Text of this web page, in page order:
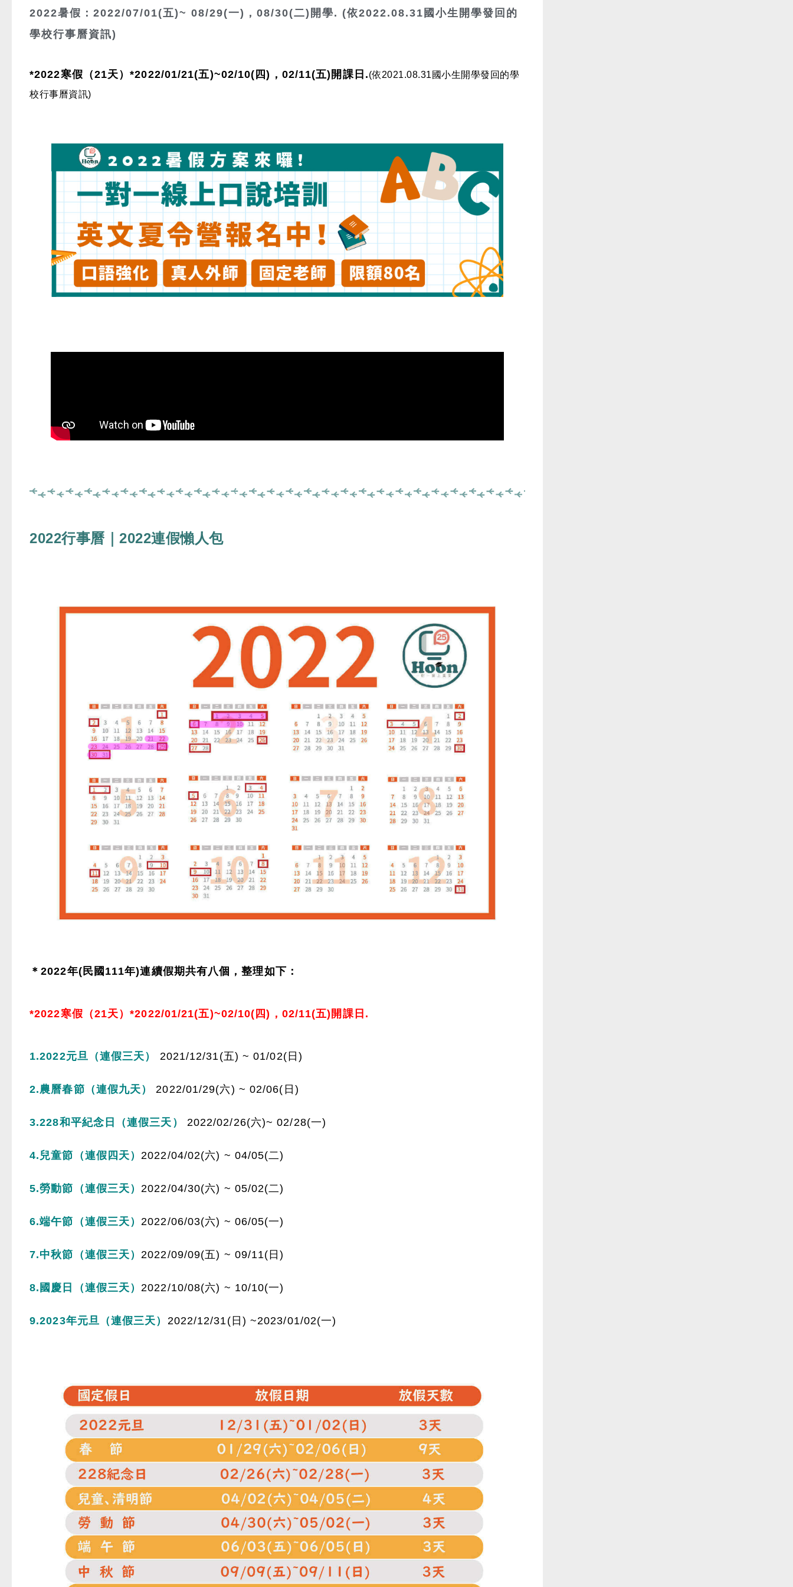
2022暑假：2022/07/01(五)~ 08/29(一)，08/30(二)開學. (依2022.08.31國小生開學發回的
學校行事曆資訊)
*2022寒假（21天）*2022/01/21(五)~02/10(四)，02/11(五)開課日.(依2021.08.31國小生開學發回的學
校行事曆資訊)
2022行事曆｜2022連假懶人包
＊2022年(民國111年)連續假期共有八個，整理如下：
*2022寒假（21天）*2022/01/21(五)~02/10(四)，02/11(五)開課日.
1.2022元旦 （連假三天） 2021/12/31(五) ~ 01/02(日)
2.農曆春節 （連假九天） 2022/01/29(六) ~ 02/06(日)
3.228和平紀念日 （連假三天） 2022/02/26(六)~ 02/28(一)
4.兒童節 （連假四天）2022/04/02(六) ~ 04/05(二)
5.勞動節 （連假三天）2022/04/30(六) ~ 05/02(二)
6.端午節（連假三天）2022/06/03(六) ~ 06/05(一)
7.中秋節（連假三天）2022/09/09(五) ~ 09/11(日)
8. 國慶日（連假三天）2022/10/08(六) ~ 10/10(一)
9.2023年元旦（連假三天） 2022/12/31(日) ~2023/01/02(一)